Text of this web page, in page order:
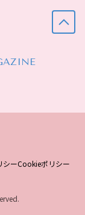
シーCookieポリシー